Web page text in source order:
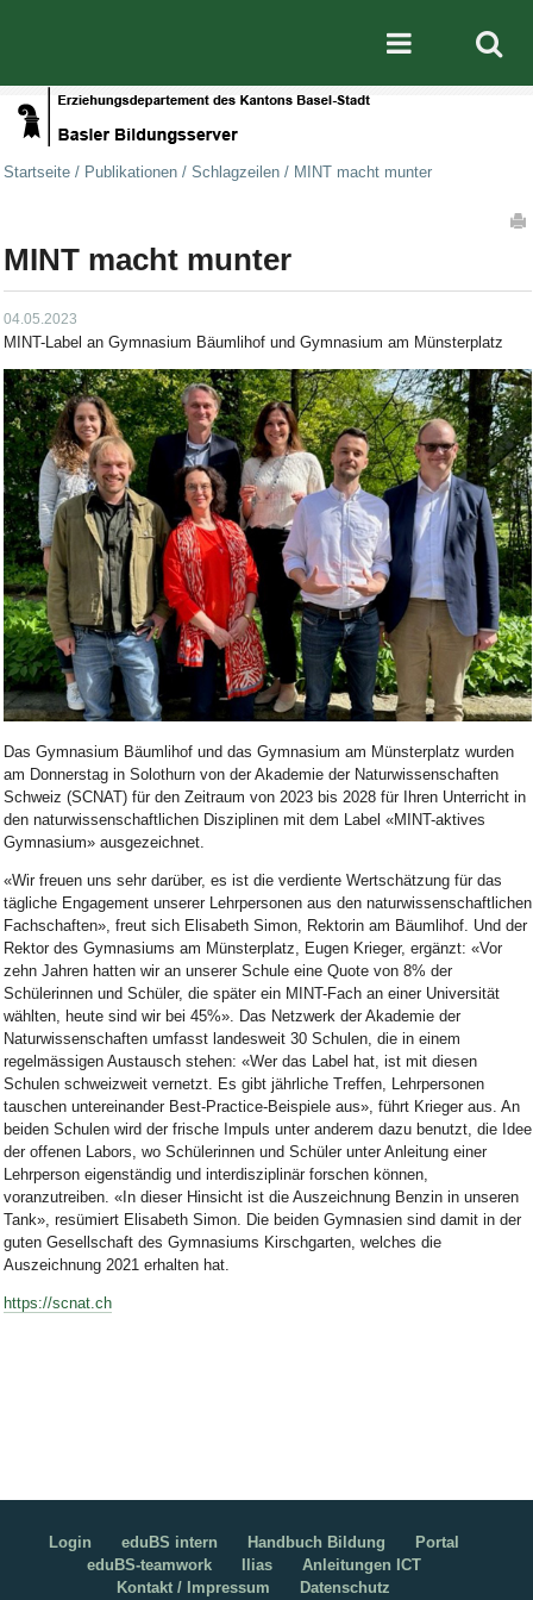
Mobile
Startseite / Publikationen / Schlagzeilen / MINT macht munter
MINT macht munter
04.05.2023
MINT-Label an Gymnasium Bäumlihof und Gymnasium am Münsterplatz
Das Gymnasium Bäumlihof und das Gymnasium am Münsterplatz wurden
am Donnerstag in Solothurn von der Akademie der Naturwissenschaften
Schweiz (SCNAT) für den Zeitraum von 2023 bis 2028 für Ihren Unterricht in
den naturwissenschaftlichen Disziplinen mit dem Label «MINT-aktives
Gymnasium» ausgezeichnet.
«Wir freuen uns sehr darüber, es ist die verdiente Wertschätzung für das
tägliche Engagement unserer Lehrpersonen aus den naturwissenschaftlichen
Fachschaften», freut sich Elisabeth Simon, Rektorin am Bäumlihof. Und der
Rektor des Gymnasiums am Münsterplatz, Eugen Krieger, ergänzt: «Vor
zehn Jahren hatten wir an unserer Schule eine Quote von 8% der
Schülerinnen und Schüler, die später ein MINT-Fach an einer Universität
wählten, heute sind wir bei 45%». Das Netzwerk der Akademie der
Naturwissenschaften umfasst landesweit 30 Schulen, die in einem
regelmässigen Austausch stehen: «Wer das Label hat, ist mit diesen
Schulen schweizweit vernetzt. Es gibt jährliche Treffen, Lehrpersonen
tauschen untereinander Best-Practice-Beispiele aus», führt Krieger aus. An
beiden Schulen wird der frische Impuls unter anderem dazu benutzt, die Idee
der offenen Labors, wo Schülerinnen und Schüler unter Anleitung einer
Lehrperson eigenständig und interdisziplinär forschen können,
voranzutreiben. «In dieser Hinsicht ist die Auszeichnung Benzin in unseren
Tank», resümiert Elisabeth Simon. Die beiden Gymnasien sind damit in der
guten Gesellschaft des Gymnasiums Kirschgarten, welches die
Auszeichnung 2021 erhalten hat.
https://scnat.ch
Login eduBS intern Handbuch Bildung
Portal
eduBS-teamwork
Ilias
Anleitungen ICT
Kontakt / Impressum
Datenschutz